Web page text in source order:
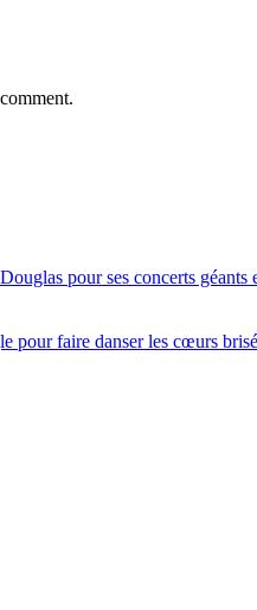
pour ses concerts géants
pour faire danser les cœurs